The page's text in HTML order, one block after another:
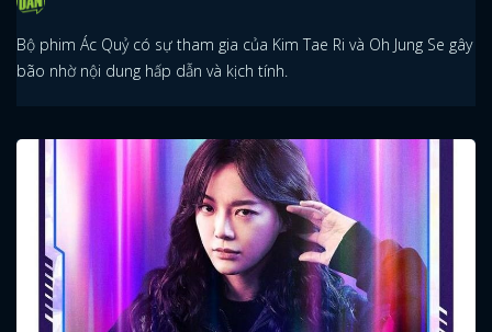
Bộ phim Ác Quỷ có sự tham gia của Kim Tae Ri và Oh Jung Se gây
bão nhờ nội dung hấp dẫn và kịch tính.